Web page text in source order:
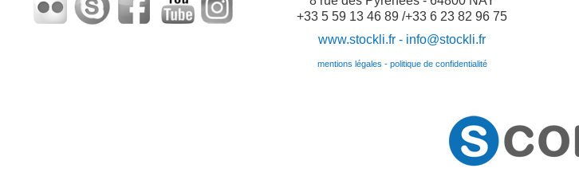
+33 5 59 13 46 89 /+33 6 23 82 96 75
www.stockli.fr - info@stockli.fr
mentions légales - politique de confidentialité